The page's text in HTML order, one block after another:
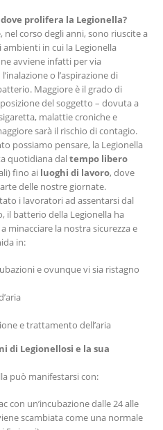
prolifera la Legionella?
nel corso degli anni, sono riuscite a
in cui la Legionella
avviene infatti per via
o l’aspirazione di
Maggiore è il grado di
del soggetto – dovuta a
malattie croniche e
sarà il rischio di contagio.
possiamo pensare, la Legionella
quotidiana daltempo libero
fino ai luoghi di lavoro, dove
delle nostre giornate.
i lavoratori ad assentarsi dal
il batterio della Legionella ha
minacciare la nostra sicurezza e
in:
e ovunque vi sia ristagno
e trattamento dell’aria
di Legionellosi e la sua
può manifestarsi con:
con un’incubazione dalle 24 alle
scambiata come una normale